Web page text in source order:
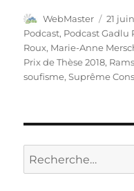
Auteur
WebMaster
Publié
le
21
Podcast, Podcast Gadlu
Roux, Marie-Anne
Prix de Thèse 2018,
soufisme,Suprême
Recherche
pour :